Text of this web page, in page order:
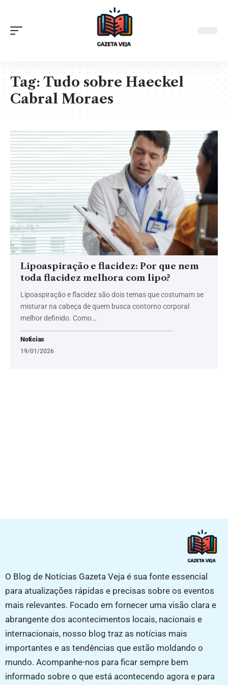
Tag:Tudo sobre Haeckel
Cabral Moraes
Lipoaspiração e flacidez: Por que nem
toda flacidez melhora com lipo?
Lipoaspiração e flacidez são dois temas que costumam se
misturar na cabeça de quem busca contorno corporal
melhor definido. Como…
Noticias
19/01/2026
O Blog de Notícias Gazeta Veja é sua fonte essencial
para atualizações rápidas e precisas sobre os eventos
mais relevantes. Focado em fornecer uma visão clara e
abrangente dos acontecimentos locais, nacionais e
internacionais, nosso blog traz as notícias mais
importantes e as tendências que estão moldando o
mundo. Acompanhe-nos para ficar sempre bem
informado sobre o que está acontecendo agora e para